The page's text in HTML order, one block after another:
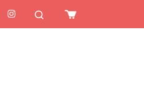
Search